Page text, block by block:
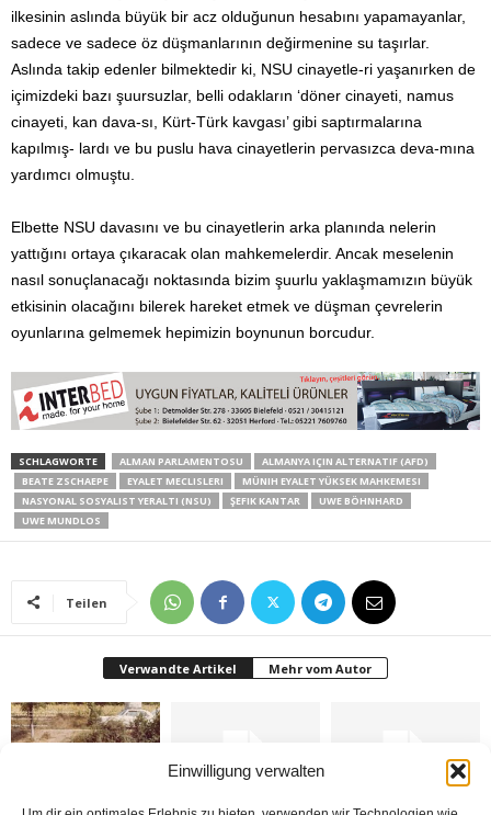
Einwilligung verwalten
ilkesinin aslında büyük bir acz olduğunun hesabını yapamayanlar,
sadece ve sadece öz düşmanlarının değirmenine su taşırlar.
Aslında takip edenler bilmektedir ki, NSU cinayetle-ri yaşanırken de
içimizdeki bazı şuursuzlar, belli odakların ‘döner cinayeti, namus
cinayeti, kan dava-sı, Kürt-Türk kavgası’ gibi saptırmalarına
kapılmış- lardı ve bu puslu hava cinayetlerin pervasızca deva-mına
yardımcı olmuştu.
Elbette NSU davasını ve bu cinayetlerin arka planında nelerin
yattığını ortaya çıkaracak olan mahkemelerdir. Ancak meselenin
nasıl sonuçlanacağı noktasında bizim şuurlu yaklaşmamızın büyük
etkisinin olacağını bilerek hareket etmek ve düşman çevrelerin
oyunlarına gelmemek hepimizin boynunun borcudur.
SCHLAGWORTE ALMAN PARLAMENTOSU
ALMANYA IÇIN ALTERNATIF (AFD)
BEATE ZSCHAEPE
EYALET MECLISLERI
MÜNIH EYALET YÜKSEK MAHKEMESI
NASYONAL SOSYALIST YERALTI (NSU)
ŞEFIK KANTAR
UWE BÖHNHARD
UWE MUNDLOS
Teilen
Verwandte Artikel Mehr vom Autor